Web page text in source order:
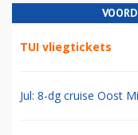
TUI vliegtickets
Jul: 8-dg cruise Oost